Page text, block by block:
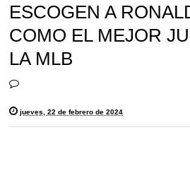
ESCOGEN A
COMO EL MEJOR
LA MLB
jueves, 22 de febrero de 2024